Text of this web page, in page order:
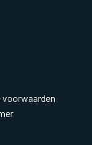
voorwaarden